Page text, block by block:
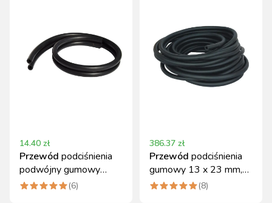
14.40 zł
Przewód podciśnienia
podwójny gumowy
7x13 mm 0,8 m
(6)
386.37 zł
Przewód podciśnienia
gumowy 13 x 23 mm,
20 m
(8)